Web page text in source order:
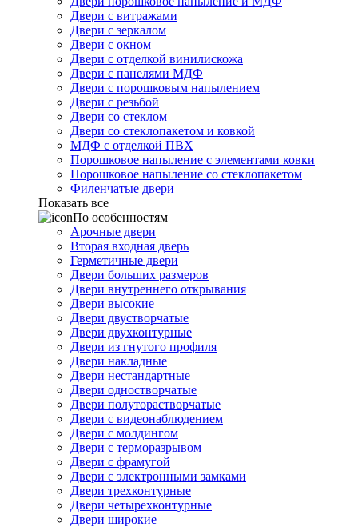
Двери с витражами
Двери с зеркалом
Двери с окном
Двери с отделкой винилискожа
Двери с панелями МДФ
Двери с порошковым напылением
Двери с резьбой
Двери со стеклом
Двери со стеклопакетом и ковкой
МДФ с отделкой ПВХ
Порошковое напыление с элементами ковки
Порошковое напыление со стеклопакетом
Филенчатые двери
Показать все
По особенностям
Арочные двери
Вторая входная дверь
Герметичные двери
Двери больших размеров
Двери внутреннего открывания
Двери высокие
Двери двустворчатые
Двери двухконтурные
Двери из гнутого профиля
Двери накладные
Двери нестандартные
Двери одностворчатые
Двери полуторастворчатые
Двери с видеонаблюдением
Двери с молдингом
Двери с терморазрывом
Двери с фрамугой
Двери с электронными замками
Двери трехконтурные
Двери четырехконтурные
Двери широкие